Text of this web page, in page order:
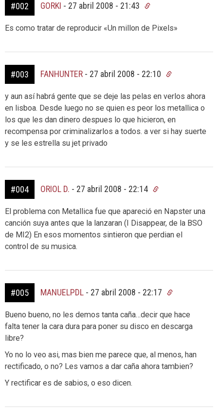
#002 GORKI - 27 abril 2008 - 21:43
Es como tratar de reproducir «Un millon de Pixels»
#003 FANHUNTER - 27 abril 2008 - 22:10
y aun así habrá gente que se deje las pelas en verlos ahora
en lisboa. Desde luego no se quien es peor los metallica o
los que les dan dinero despues lo que hicieron, en
recompensa por criminalizarlos a todos. a ver si hay suerte
y se les estrella su jet privado
#004 ORIOL D. - 27 abril 2008 - 22:14
El problema con Metallica fue que apareció en Napster una
canción suya antes que la lanzaran (I Disappear, de la BSO
de MI2) En esos momentos sintieron que perdian el
control de su musica.
#005 MANUELPDL - 27 abril 2008 - 22:17
Bueno bueno, no les demos tanta caña…decir que hace
falta tener la cara dura para poner su disco en descarga
libre?
Yo no lo veo asi, mas bien me parece que, al menos, han
rectificado, o no? Les vamos a dar caña ahora tambien?
Y rectificar es de sabios, o eso dicen.